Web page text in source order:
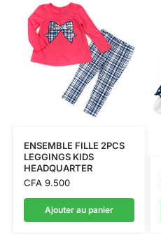
ENSEMBLE FILLE 2PCS
LEGGINGS KIDS
HEADQUARTER
CFA9.500
Ajouter au panier